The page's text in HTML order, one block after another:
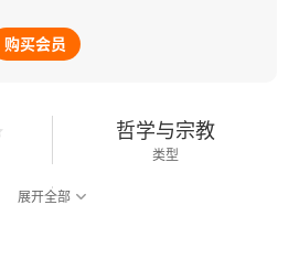
购买会员
哲学与宗教
类型
展开全部